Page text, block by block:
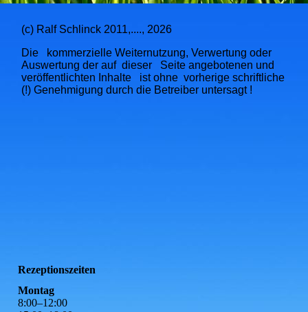
(c) Ralf Schlinck 2011,...., 2026
Die kommerzielle Weiternutzung, Verwertung oder
Auswertung der auf dieser Seite angebotenen und
veröffentlichten Inhalte ist ohne vorherige schriftliche
(!) Genehmigung durch die Betreiber untersagt !
Rezeptionszeiten
Montag
8:00–12:00